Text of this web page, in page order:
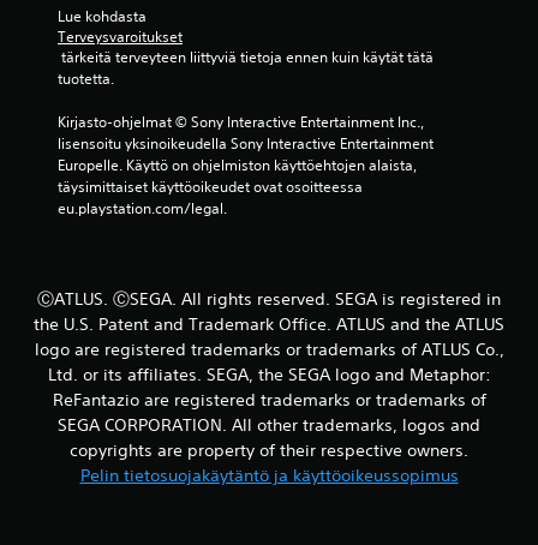
t
e
s
a
.
P
a
t
t
a
v
i
s
s
a
Lue kohdasta
Terveysvaroitukset
tuotetta.
Kirjasto-ohjelmat © Sony Interactive Entertainment Inc.,
lisensoitu yksinoikeudella Sony Interactive Entertainment
Europelle. Käyttö on ohjelmiston käyttöehtojen alaista,
täysimittaiset käyttöoikeudet ovat osoitteessa
eu.playstation.com/legal.
ⒸATLUS. ⒸSEGA. All rights reserved. SEGA is registered in
the U.S. Patent and Trademark Office. ATLUS and the ATLUS
logo are registered trademarks or trademarks of ATLUS Co.,
Ltd. or its affiliates. SEGA, the SEGA logo and Metaphor:
ReFantazio are registered trademarks or trademarks of
SEGA CORPORATION. All other trademarks, logos and
copyrights are property of their respective owners.
Pelin tietosuojakäytäntö ja käyttöoikeussopimus